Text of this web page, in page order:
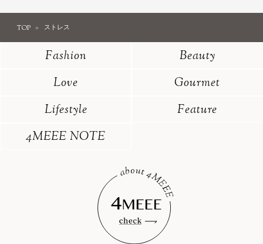
TOP ストレス
Fashion
Beauty
Love
Gourmet
Lifestyle
Feature
4MEEE NOTE